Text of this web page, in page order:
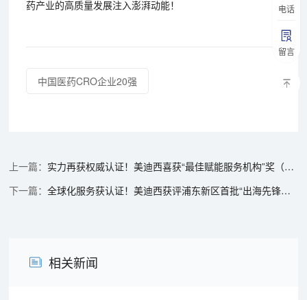
电话
留言
药产业的高质量发展注入澎湃动能！
中国医药CRO企业20强
实力再获权威认证！美迪西喜获“最佳赋能服务机构”奖（临床前CRO）
全球化服务获认证！美迪西获评浦东新区首批“出海先锋企业”
相关新闻